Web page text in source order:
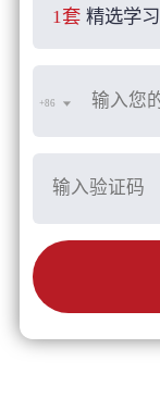
1套 精选学
+86